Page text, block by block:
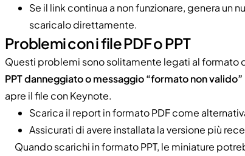
Se il link continua a non funzionare, genera un
scaricalo direttamente.
Problemi con i file PDF o PPT
Questi problemi sono solitamente legati al formato
PPT danneggiato o messaggio “formato non valido”
apre il file con Keynote.
Scarica il report in formato PDF come
Assicurati di avere installata la versione più
Quando scarichi in formato PPT, le miniature